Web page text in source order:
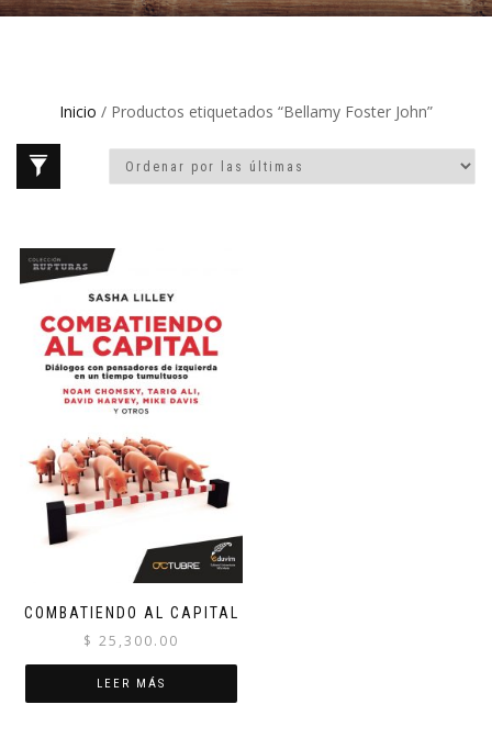
Inicio / Productos etiquetados “Bellamy Foster John”
COMBATIENDO AL CAPITAL
$ 25,300.00
LEER MÁS